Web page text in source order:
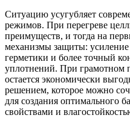
Ситуацию усугубляет
режимов. При перегреве
преимуществ, и тогда на
механизмы защиты:
герметики и более точный
уплотнений. При грамотном
остается экономически
решением, которое можно
для создания оптимального
свойствами и